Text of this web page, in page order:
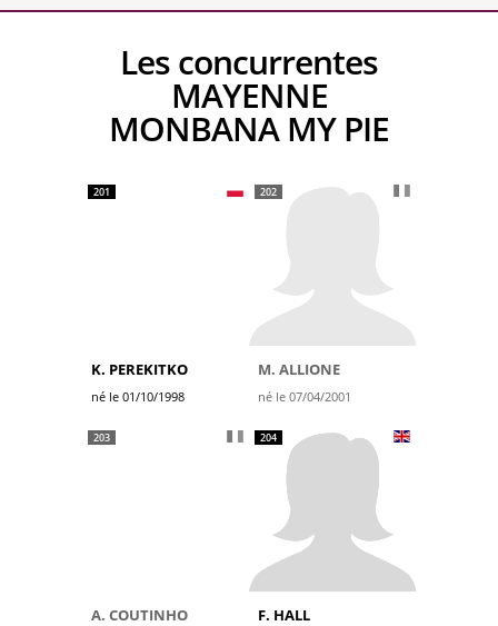
Les concurrentes
MAYENNE
MONBANA MY PIE
201
K. PEREKITKO
né le 01/10/1998
202
M. ALLIONE
né le 07/04/2001
203
A. COUTINHO
204
F. HALL